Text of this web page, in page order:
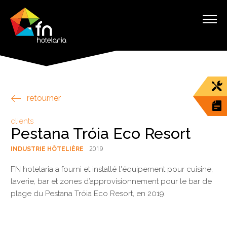
retourner
clients
Pestana Tróia Eco Resort
INDUSTRIE HÔTELIÈRE 2019
FN hotelaria a fourni et installé l'équipement pour cuisine,
laverie, bar et zones d’approvisionnement pour le bar de
plage du Pestana Tróia Eco Resort, en 2019.